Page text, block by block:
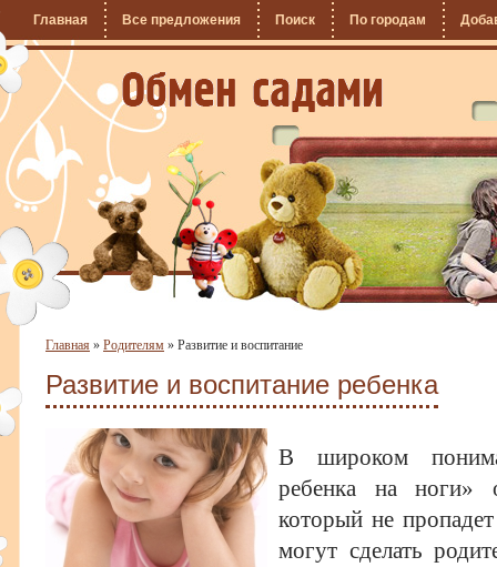
Главная Все предложения Поиск По городам
Главная » Родителям » Развитие и воспитание
Развитие и воспитание ребенка
В широком
ребенка на ноги»
который не
могут сделать